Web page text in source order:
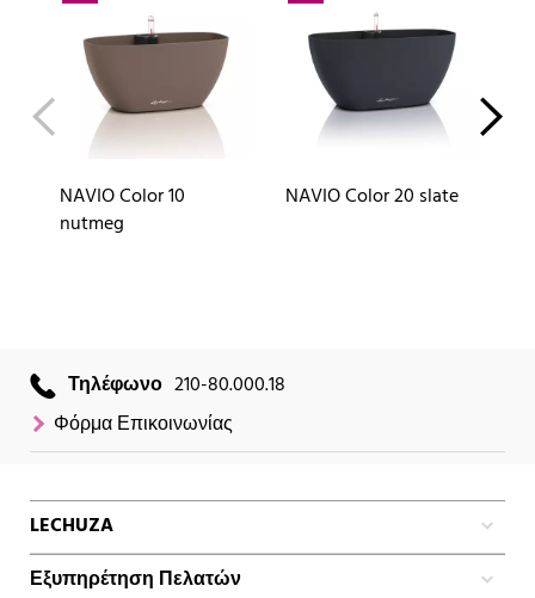
NAVIO Color 10
nutmeg
NAVIO Color 20 slate
Τηλέφωνο 210-80.000.18
Φόρμα Επικοινωνίας
LECHUZA
Εξυπηρέτηση Πελατών